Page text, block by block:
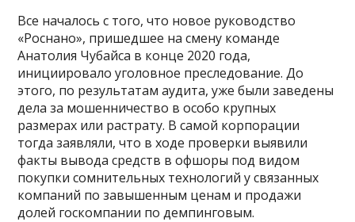
Все началось с того, что новое руководство
«Роснано», пришедшее на смену команде
Анатолия Чубайса в конце 2020 года,
инициировало уголовное преследование. До
этого, по результатам аудита, уже были заведены
дела за мошенничество в особо крупных
размерах или растрату. В самой корпорации
тогда заявляли, что в ходе проверки выявили
факты вывода средств в офшоры под видом
покупки сомнительных технологий у связанных
компаний по завышенным ценам и продажи
долей госкомпании по демпинговым.